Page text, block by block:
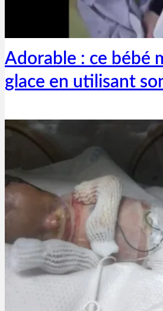
Adorable : ce bébé
glace en utilisant